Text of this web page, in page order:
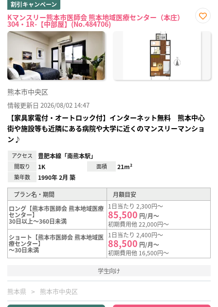
割引キャンペーン
Kマンスリー熊本市医師会 熊本地域医療センター（本庄）
304・1R-【中部屋】(No.484706)
に入
熊本市中央区
情報更新日 2026/08/02 14:47
【家具家電付・オートロック付】インターネット無料 熊本中心
街や施設等も近隣にある病院や大学に近くのマンスリーマンショ
ン♪
アクセス 豊肥本線「南熊本駅」
間取り 1K 面積 21m²
築年数 1990年 2月 築
プラン名・期間
月額目安
ロング【熊本市医師会 熊本地域医療
センター】
30日以上～360日未満
1日当たり 2,300円～
85,500 円/月～
初期費用他 22,000円～
ショート【熊本市医師会 熊本地域医
療センター】
～30日未満
1日当たり 2,400円～
88,500 円/月～
初期費用他 16,500円～
学生向け
熊本県 熊本市中央区